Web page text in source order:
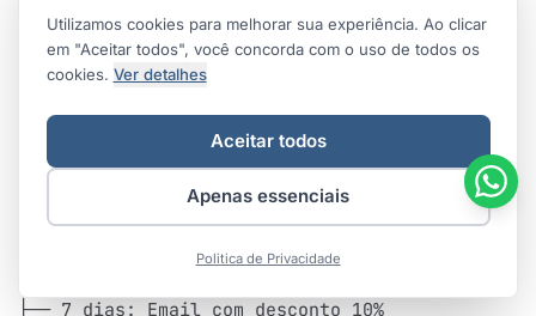
6. Remarketing e Recuperação de Carrinho
Oportunidade:69%dos carrinhos são abandonados, mas
29%podem ser recuperados.
Sequência de Remarketing Eficaz:
ABANDONO DE CARRINHO:
├── 1h: Email "Esqueceu algo?"
├── 7 dias: Email com desconto 10%
Utilizamos cookies para melhorar sua experiência. Ao clicar
em "Aceitar todos", você concorda com o uso de todos os
cookies. Ver detalhes
Aceitar todos
Apenas essenciais
Politica de Privacidade